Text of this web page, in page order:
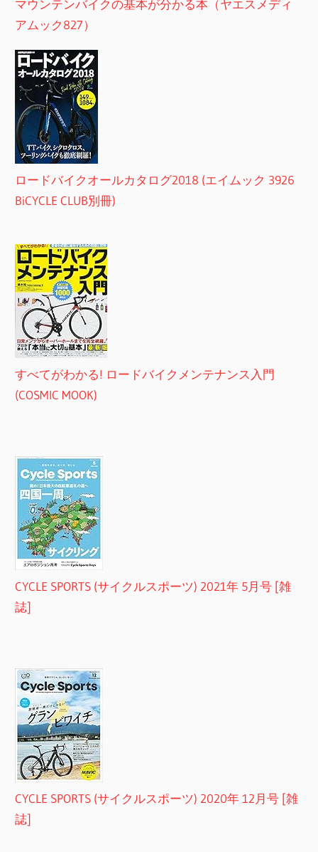
マウンテンバイクの基本が分かる本（ヤエスメディ
アムック827）
ロードバイクオールカタログ2018 (エイムック 3926
BiCYCLE CLUB別冊)
すべてがわかる! ロードバイクメンテナンス入門
(COSMIC MOOK)
CYCLE SPORTS (サイクルスポーツ) 2021年 5月号 [雑
誌]
CYCLE SPORTS (サイクルスポーツ) 2020年 12月号 [雑
誌]